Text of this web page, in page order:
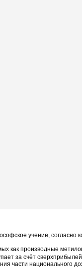
учение, согласно
как производные
за счёт
части национального